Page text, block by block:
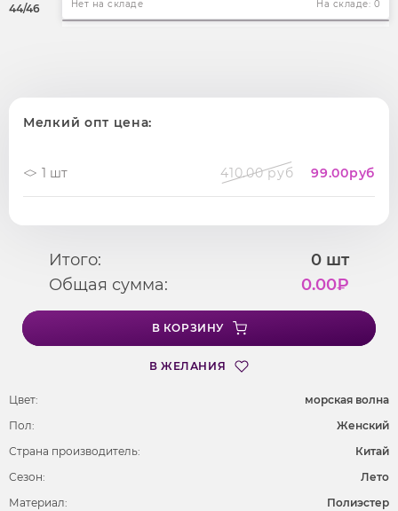
44/46 Нет на складе На складе: 0
Мелкий опт цена:
1 шт 410.00 руб 99.00руб
Итого: 0 шт
Общая сумма:
0.00₽
В КОРЗИНУ
В ЖЕЛАНИЯ
Цвет:
морская волна
Пол:
Женский
Страна производитель:
Китай
Сезон:
Лето
Материал:
Полиэстер